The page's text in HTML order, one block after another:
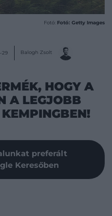
Fotó: Fotó: Getty Images
29 Balogh Zsolt
HOGY A
A LEGJOBB
preferált
Keresőben